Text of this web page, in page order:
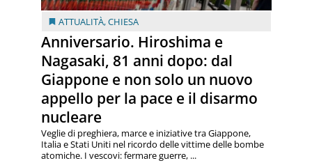
ATTUALITÀ,CHIESA
Anniversario. Hiroshima e
Nagasaki, 81 anni dopo: dal
Giappone e non solo un nuovo
appello per la pace e il disarmo
nucleare
Veglie di preghiera, marce e iniziative tra Giappone,
Italia e Stati Uniti nel ricordo delle vittime delle bombe
atomiche. I vescovi: fermare guerre, ...